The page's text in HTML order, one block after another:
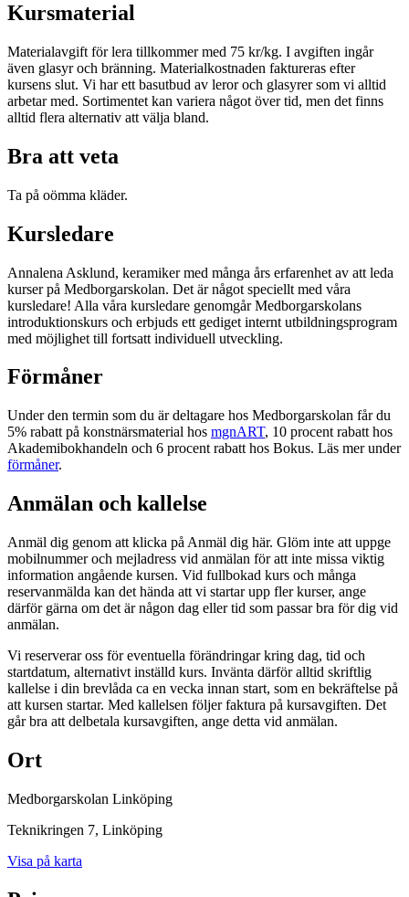
Kursmaterial
Materialavgift för lera tillkommer med 75 kr/kg. I avgiften ingår
även glasyr och bränning. Materialkostnaden faktureras efter
kursens slut. Vi har ett basutbud av leror och glasyrer som vi alltid
arbetar med. Sortimentet kan variera något över tid, men det finns
alltid flera alternativ att välja bland.
Bra att veta
Ta på oömma kläder.
Kursledare
Annalena Asklund, keramiker med många års erfarenhet av att leda
kurser på Medborgarskolan. Det är något speciellt med våra
kursledare! Alla våra kursledare genomgår Medborgarskolans
introduktionskurs och erbjuds ett gediget internt utbildningsprogram
med möjlighet till fortsatt individuell utveckling.
Förmåner
Under den termin som du är deltagare hos Medborgarskolan får du
5% rabatt på konstnärsmaterial hos mgnART, 10 procent rabatt hos
Akademibokhandeln och 6 procent rabatt hos Bokus. Läs mer under
förmåner.
Anmälan och kallelse
Anmäl dig genom att klicka på Anmäl dig här. Glöm inte att uppge
mobilnummer och mejladress vid anmälan för att inte missa viktig
information angående kursen. Vid fullbokad kurs och många
reservanmälda kan det hända att vi startar upp fler kurser, ange
därför gärna om det är någon dag eller tid som passar bra för dig vid
anmälan.
Vi reserverar oss för eventuella förändringar kring dag, tid och
startdatum, alternativt inställd kurs. Invänta därför alltid skriftlig
kallelse i din brevlåda ca en vecka innan start, som en bekräftelse på
att kursen startar. Med kallelsen följer faktura på kursavgiften. Det
går bra att delbetala kursavgiften, ange detta vid anmälan.
Ort
Medborgarskolan Linköping
Teknikringen 7, Linköping
Visa på karta